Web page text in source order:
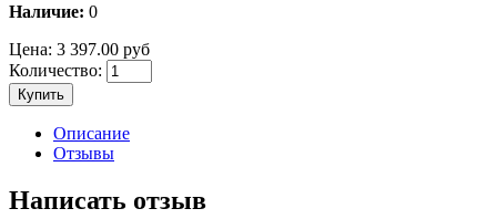
Наличие: 0
Цена: 3 397.00 руб
Количество:
Купить
Описание
Отзывы
Написать отзыв